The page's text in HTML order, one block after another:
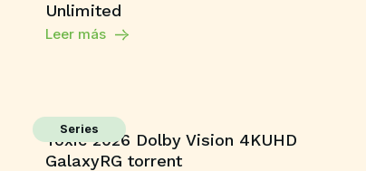
Unlimited
Leer más
Series
Toxic 2026 Dolby Vision 4KUHD
GalaxyRG torrent